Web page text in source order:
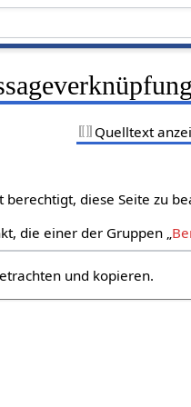
Quelltext
diese Seite zu
die einer der Gruppen „
und kopieren.